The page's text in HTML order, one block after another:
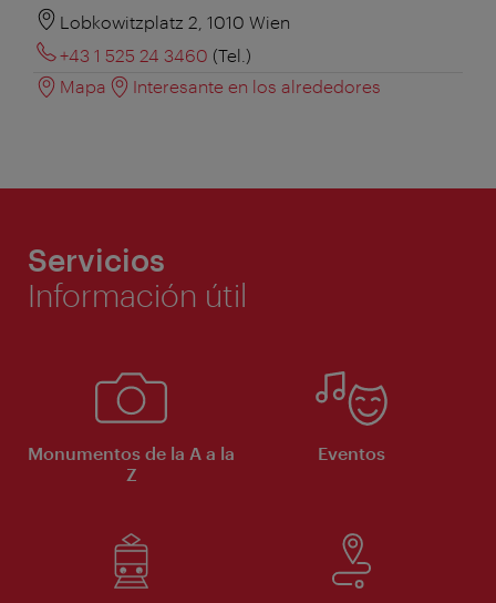
Lobkowitzplatz 2, 1010 Wien
+43 1 525 24 3460 (Tel.)
Mapa
Interesante en los alrededores
Servicios
Información útil
Monumentos de la A a la
Z
Eventos